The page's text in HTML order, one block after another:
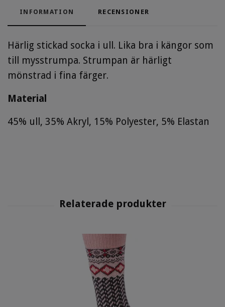
INFORMATION RECENSIONER
Härlig stickad socka i ull. Lika bra i kängor som
till mysstrumpa. Strumpan är härligt
mönstrad i fina färger.
Material
45% ull, 35% Akryl, 15% Polyester, 5% Elastan